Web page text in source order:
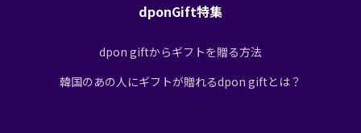
dponGift特集
dpon giftからギフトを贈る方法
韓国のあの人にギフトが贈れるdpon giftとは？